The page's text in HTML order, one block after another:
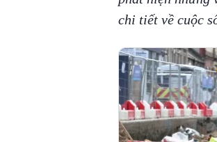
chi tiết về cuộc